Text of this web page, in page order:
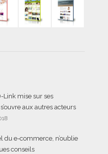
Link mise sur ses
aux autres acteurs
du e-commerce, n’oublie
conseils